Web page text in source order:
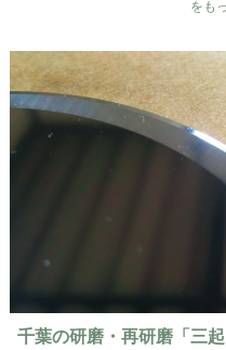
をも
千葉の研磨・再研磨「三